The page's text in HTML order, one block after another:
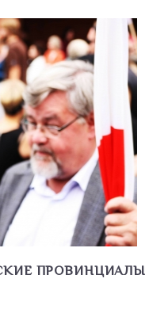
ПРОВИНЦИАЛЫ